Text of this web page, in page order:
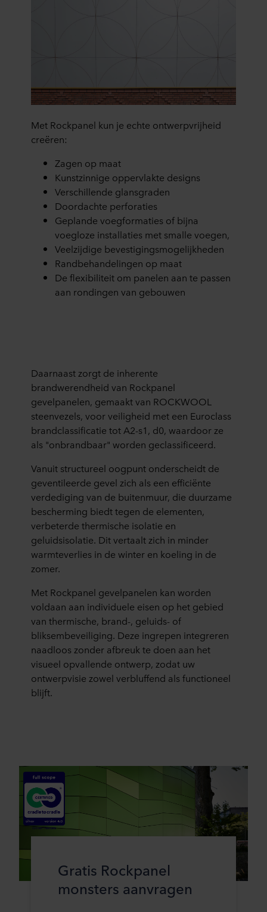
Met Rockpanel kun je echte ontwerpvrijheid
creëren:
Zagen op maat
Kunstzinnige oppervlakte designs
Verschillende glansgraden
Doordachte perforaties
Geplande voegformaties of bijna
voegloze installaties met smalle voegen,
Veelzijdige bevestigingsmogelijkheden
Randbehandelingen op maat
De flexibiliteit om panelen aan te passen
aan rondingen van gebouwen
Daarnaast zorgt de inherente
brandwerendheid van Rockpanel
gevelpanelen, gemaakt van ROCKWOOL
steenvezels, voor veiligheid met een Euroclass
brandclassificatie tot A2-s1, d0, waardoor ze
als "onbrandbaar" worden geclassificeerd.
Vanuit structureel oogpunt onderscheidt de
geventileerde gevel zich als een efficiënte
verdediging van de buitenmuur, die duurzame
bescherming biedt tegen de elementen,
verbeterde thermische isolatie en
geluidsisolatie. Dit vertaalt zich in minder
warmteverlies in de winter en koeling in de
zomer.
Met Rockpanel gevelpanelen kan worden
voldaan aan individuele eisen op het gebied
van thermische, brand-, geluids- of
bliksembeveiliging. Deze ingrepen integreren
naadloos zonder afbreuk te doen aan het
visueel opvallende ontwerp, zodat uw
ontwerpvisie zowel verbluffend als functioneel
blijft.
Gratis Rockpanel
monsters aanvragen